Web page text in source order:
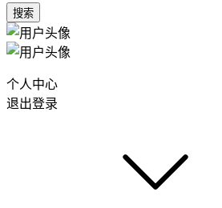
搜索
个人中心
退出登录